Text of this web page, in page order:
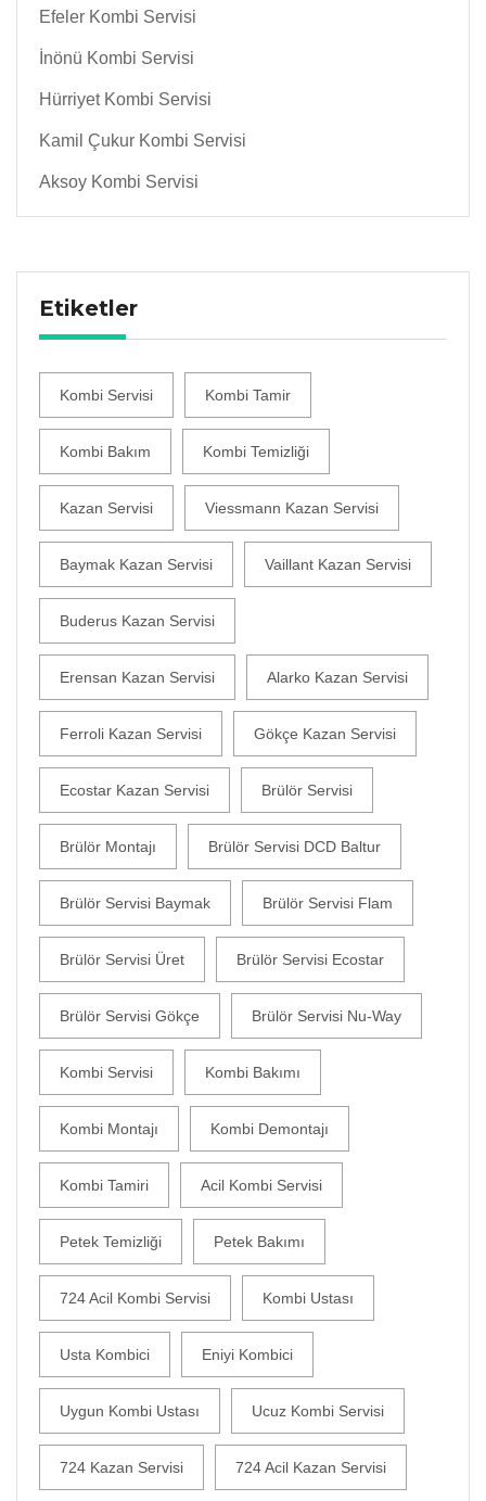
Efeler Kombi Servisi
İnönü Kombi Servisi
Hürriyet Kombi Servisi
Kamil Çukur Kombi Servisi
Aksoy Kombi Servisi
Etiketler
Kombi Servisi Kombi Tamir
Kombi Bakım Kombi Temizliği
Kazan Servisi Viessmann Kazan Servisi
Baymak Kazan Servisi Vaillant Kazan Servisi
Buderus Kazan Servisi
Erensan Kazan Servisi Alarko Kazan Servisi
Ferroli Kazan Servisi Gökçe Kazan Servisi
Ecostar Kazan Servisi Brülör Servisi
Brülör Montajı Brülör Servisi DCD Baltur
Brülör Servisi Baymak Brülör Servisi Flam
Brülör Servisi Üret Brülör Servisi Ecostar
Brülör Servisi Gökçe Brülör Servisi Nu-Way
Kombi Servisi Kombi Bakımı
Kombi Montajı Kombi Demontajı
Kombi Tamiri Acil Kombi Servisi
Petek Temizliği Petek Bakımı
724 Acil Kombi Servisi Kombi Ustası
Usta Kombici Eniyi Kombici
Uygun Kombi Ustası Ucuz Kombi Servisi
724 Kazan Servisi 724 Acil Kazan Servisi